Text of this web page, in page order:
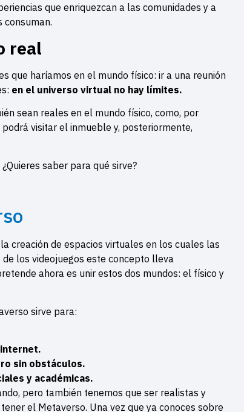
que enriquezcan a las comunidades y a
consuman.
real
que haríamos en el mundo físico: ir a una reunión
en el universo virtual no hay límites.
sean reales en el mundo físico, como, por
visitar el inmueble y, posteriormente,
saber para qué sirve?
creación de espacios virtuales en los cuales las
los videojuegos este concepto lleva
ahora es unir estos dos mundos: el físico y
sirve para:
sin obstáculos.
y académicas.
pero también tenemos que ser realistas y
el Metaverso. Una vez que ya conoces sobre